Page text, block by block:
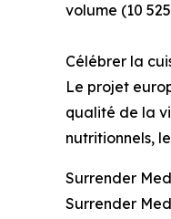
volume (10
Célébrer la
Le projet
qualité de la
nutritionnels,
Surrender
Surrender